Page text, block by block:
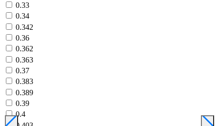
0.33
0.34
0.342
0.36
0.362
0.363
0.37
0.383
0.389
0.39
0.4